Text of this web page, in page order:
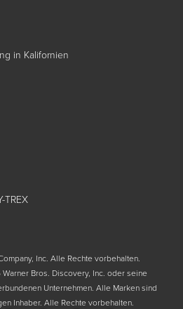
in Kalifornien
TREX
Inc. Alle Rechte vorbehalten.
Bros. Discovery, Inc. oder seine
Unternehmen. Alle Marken sind
Inhaber. Alle Rechte vorbehalten.